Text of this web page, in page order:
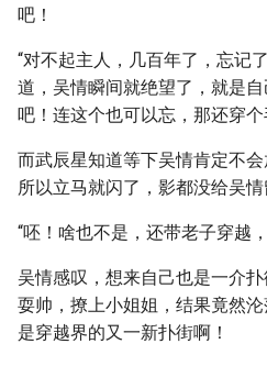
吧！
“对不起主人，几百年了，忘记
道，吴情瞬间就绝望了，就是
吧！连这个也可以忘，那还穿个
而武辰星知道等下吴情肯定不
所以立马就闪了，影都没给吴情
“呸！啥也不是，还带老子穿越
吴情感叹，想来自己也是一介
耍帅，撩上小姐姐，结果竟然
是穿越界的又一新扑街啊！